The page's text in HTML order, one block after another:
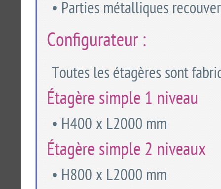
• Parties métalliques
Configurateur :
Toutes les étagères sont
Étagère simple 1 niveau
• H400 x L2000 mm
Étagère simple 2 niveaux
• H800 x L2000 mm